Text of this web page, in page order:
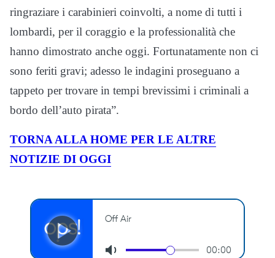
ringraziare i carabinieri coinvolti, a nome di tutti i
lombardi, per il coraggio e la professionalità che
hanno dimostrato anche oggi. Fortunatamente non ci
sono feriti gravi; adesso le indagini proseguano a
tappeto per trovare in tempi brevissimi i criminali a
bordo dell’auto pirata”.
TORNA ALLA HOME PER LE ALTRE
NOTIZIE DI OGGI